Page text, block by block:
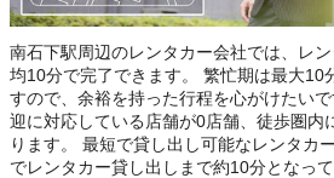
南石下駅周辺のレンタカー会社では、レ
均10分で完了できます。 繁忙期は最大10
すので、余裕を持った行程を心がけたい
迎に対応している店舗が0店舗、徒歩圏内
ります。 最短で貸し出し可能なレンタカ
でレンタカー貸し出しまで約10分となっ